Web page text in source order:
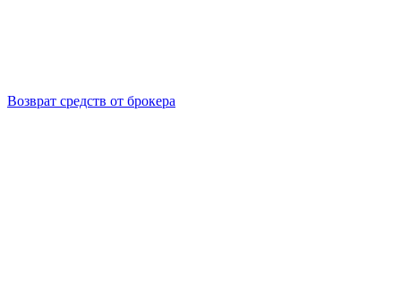
Возврат средств от брокера